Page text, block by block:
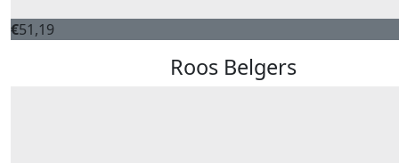
€51,19
Roos Belgers